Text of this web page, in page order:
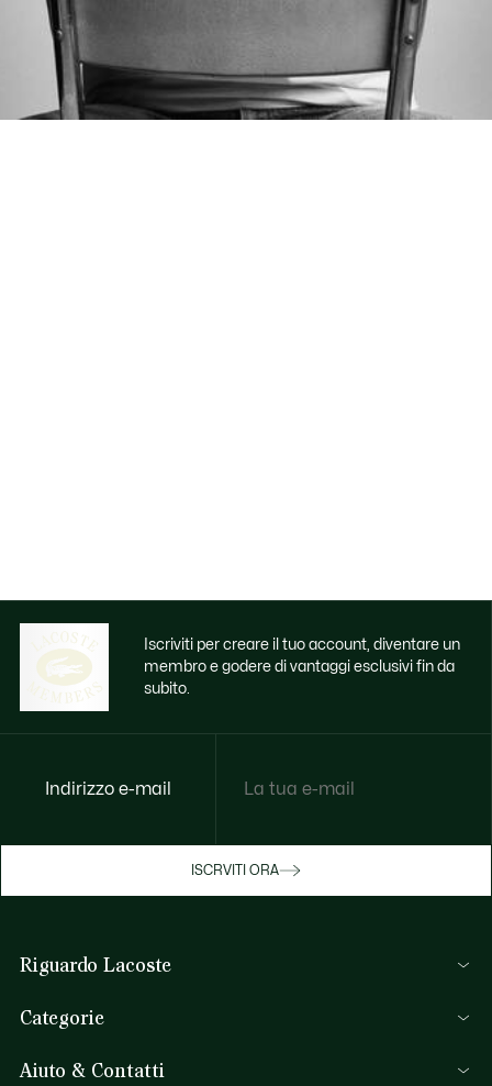
Iscriviti per creare il tuo account, diventare un
membro e godere di vantaggi esclusivi fin da
subito.
Indirizzo e-mail
ISCRVITI ORA
Riguardo Lacoste
Il Gruppo Lacoste
Carriere
Categorie
Aiuto & Contatti